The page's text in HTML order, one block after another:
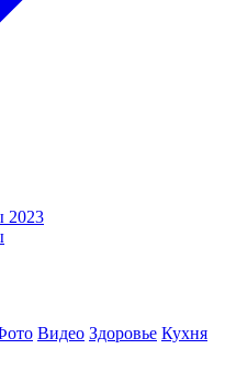
2023
Видео Здоровье Кухня